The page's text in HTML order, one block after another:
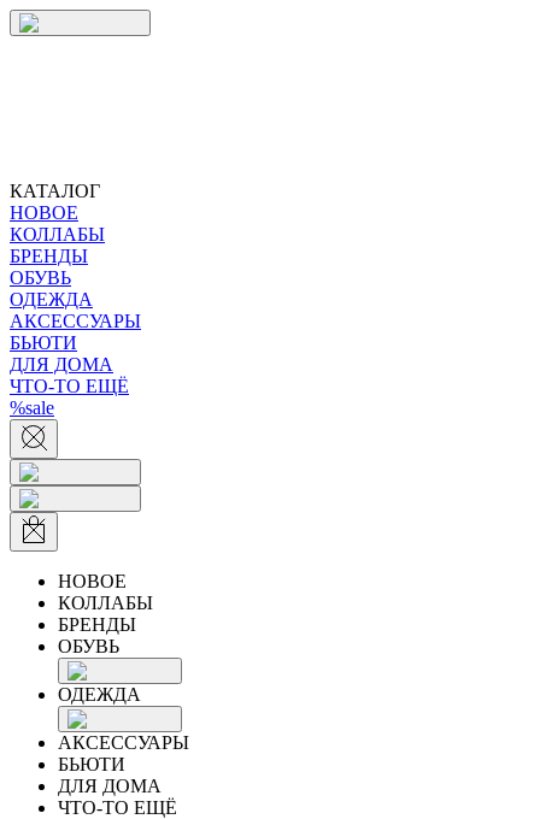
КАТАЛОГ
НОВОЕ
КОЛЛАБЫ
БРЕНДЫ
ОБУВЬ
ОДЕЖДА
АКСЕССУАРЫ
БЬЮТИ
ДЛЯ ДОМА
ЧТО-ТО ЕЩЁ
%sale
НОВОЕ
КОЛЛАБЫ
БРЕНДЫ
ОБУВЬ
ОДЕЖДА
АКСЕССУАРЫ
БЬЮТИ
ДЛЯ ДОМА
ЧТО-ТО ЕЩЁ